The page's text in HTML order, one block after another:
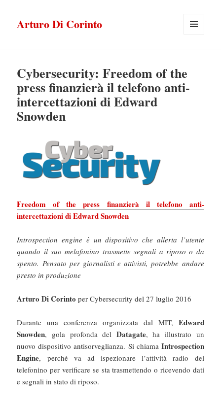
Arturo Di Corinto
Cybersecurity: Freedom of the
press finanzierà il telefono anti-
intercettazioni di Edward
Snowden
Freedom of the press finanzierà il telefono anti-
intercettazioni di Edward Snowden
Introspection engine è un dispositivo che allerta l’utente
quando il suo melafonino trasmette segnali a riposo o da
spento. Pensato per giornalisti e attivisti, potrebbe andare
presto in produzione
Arturo Di Corintoper Cybersecurity del 27 luglio 2016
Durante una conferenza organizzata dal MIT, Edward
Snowden, gola profonda del Datagate, ha illustrato un
nuovo dispositivo antisorveglianza. Si chiama Introspection
Engine, perché va ad ispezionare l’attività radio del
telefonino per verificare se sta trasmettendo o ricevendo dati
e segnali in stato di riposo.